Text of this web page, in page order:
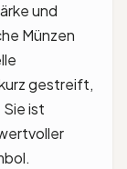
und
Münzen
gestreift,
ist